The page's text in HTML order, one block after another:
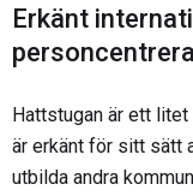
Erkänt
Hattstugan är ett
är erkänt för sitt sätt
utbilda andra